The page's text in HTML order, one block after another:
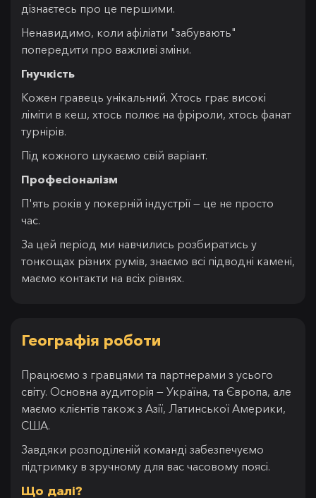
дізнаєтесь про це першими.
Ненавидимо, коли афіліати "забувають"
попередити про важливі зміни.
Гнучкість
Кожен гравець унікальний. Хтось грає високі
ліміти в кеш, хтось полює на фріроли, хтось фанат
турнірів.
Під кожного шукаємо свій варіант.
Професіоналізм
П'ять років у покерній індустрії — це не просто
час.
За цей період ми навчились розбиратись у
тонкощах різних румів, знаємо всі підводні камені,
маємо контакти на всіх рівнях.
Географія роботи
Працюємо з гравцями та партнерами з усього
світу. Основна аудиторія — Україна, та Європа, але
маємо клієнтів також з Азії, Латинської Америки,
США.
Завдяки розподіленій команді забезпечуємо
підтримку в зручному для вас часовому поясі.
Що далі?